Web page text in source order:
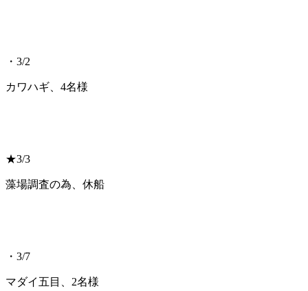
・3/2
カワハギ、4名様
★3/3
藻場調査の為、休船
・3/7
マダイ五目、2名様